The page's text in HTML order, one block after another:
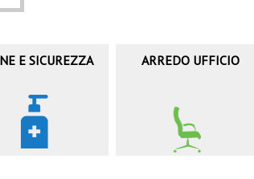
E SICUREZZA ARREDO UFFICIO